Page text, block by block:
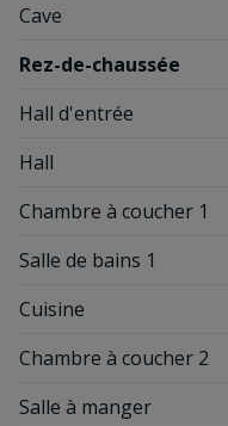
Cave
Rez-de-chaussée
Hall d'entrée
Hall
Chambre à coucher 1
Salle de bains 1
Cuisine
Chambre à coucher 2
Salle à manger